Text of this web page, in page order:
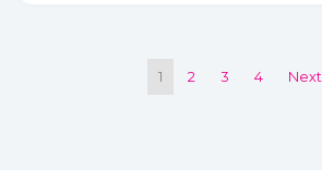
1 2 3 4 Next